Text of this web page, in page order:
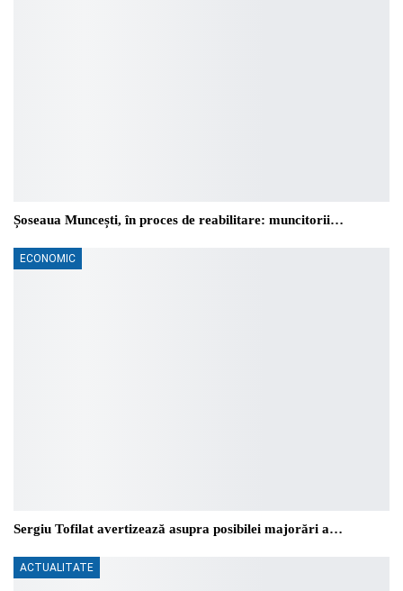
Șoseaua Muncești, în proces de reabilitare: muncitorii…
ECONOMIC
Sergiu Tofilat avertizează asupra posibilei majorări a…
ACTUALITATE